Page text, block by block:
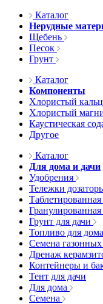
Каталог
Нерудные
Щебень
Песок
Грунт
Каталог
Компоненты
Хлористый
Хлористый
Каустическая
Другое
Каталог
Для дома и дачи
Удобрения
Тележки
Таблетированная
Гранулированная
Грунт для дачи
Топливо для дома
Семена газонных
Дренаж
Контейнеры и
Тент для дачи
Для дома
Семена